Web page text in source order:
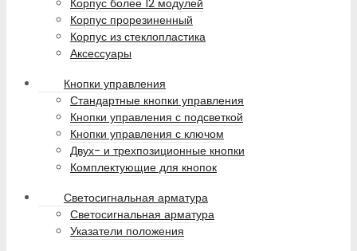
Корпус более 12 модулей
Корпус прорезиненный
Корпус из стеклопластика
Аксессуары
Кнопки управления
Стандартные кнопки управления
Кнопки управления с подсветкой
Кнопки управления с ключом
Двух- и трехпозиционные кнопки
Комплектующие для кнопок
Светосигнальная арматура
Светосигнальная арматура
Указатели положения